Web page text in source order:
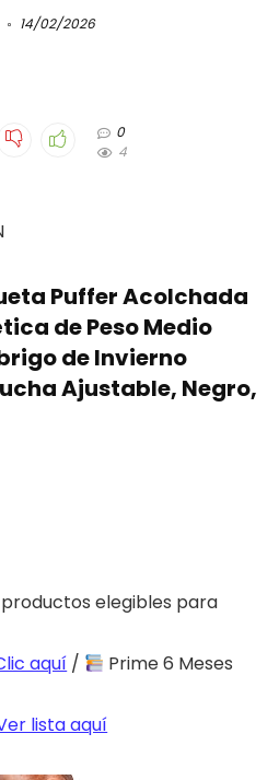
14/02/2026
0
4
Puffer Acolchada
de Peso Medio
de Invierno
Ajustable, Negro,
elegibles para
aquí /
Prime 6 Meses
lista aquí